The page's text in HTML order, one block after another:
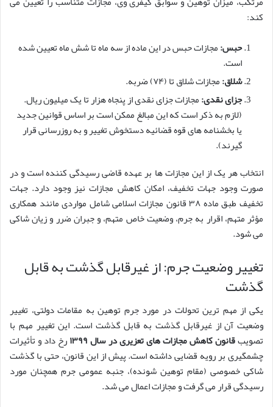
کند:
حبس:مجازات حبس در این ماده از سه ماه تا شش ماه تعیین شده
است.
شلاق:مجازات شلاق تا (۷۴) ضربه.
جزای نقدی:مجازات جزای نقدی از پنجاه هزار تا یک میلیون ریال.
(لازم به ذکر است که این مبالغ ممکن است بر اساس قوانین جدید
یا بخشنامه های قوه قضائیه دستخوش تغییر و به روزرسانی قرار
گیرند).
انتخاب هر یک از این مجازات ها بر عهده قاضی رسیدگی کننده است و در
صورت وجود جهات تخفیف، امکان کاهش مجازات نیز وجود دارد. جهات
تخفیف طبق ماده ۳۸ قانون مجازات اسلامی شامل مواردی مانند همکاری
مؤثر متهم، اقرار به جرم، وضعیت خاص متهم، و جبران ضرر و زیان شاکی
می شود.
تغییر وضعیت جرم: از غیرقابل گذشت به قابل
گذشت
یکی از مهم ترین تحولات در مورد جرم توهین به مقامات دولتی، تغییر
وضعیت آن از غیرقابل گذشت به قابل گذشت است. این تغییر مهم با
تصویبقانون کاهش مجازات های تعزیری در سال ۱۳۹۹
رخ داد و تأثیرات
چشمگیری بر رویه قضایی داشته است. پیش از این قانون، حتی با گذشت
شاکی خصوصی (مقام توهین شونده)، جنبه عمومی جرم همچنان مورد
رسیدگی قرار می گرفت و مجازات اعمال می شد.